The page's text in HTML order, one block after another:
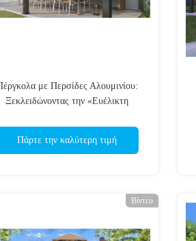
με Περσίδες Αλουμινίου:
Ξεκλειδώνοντας την «Ευέλικτη
Πάρτε την καλύτερη τιμή
Βίντεο